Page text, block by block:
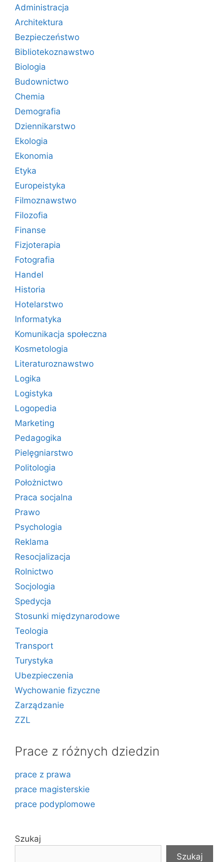
Administracja
Architektura
Bezpieczeństwo
Bibliotekoznawstwo
Biologia
Budownictwo
Chemia
Demografia
Dziennikarstwo
Ekologia
Ekonomia
Etyka
Europeistyka
Filmoznawstwo
Filozofia
Finanse
Fizjoterapia
Fotografia
Handel
Historia
Hotelarstwo
Informatyka
Komunikacja społeczna
Kosmetologia
Literaturoznawstwo
Logika
Logistyka
Logopedia
Marketing
Pedagogika
Pielęgniarstwo
Politologia
Położnictwo
Praca socjalna
Prawo
Psychologia
Reklama
Resocjalizacja
Rolnictwo
Socjologia
Spedycja
Stosunki międzynarodowe
Teologia
Transport
Turystyka
Ubezpieczenia
Wychowanie fizyczne
Zarządzanie
ZZL
Prace z różnych dziedzin
prace z prawa
prace magisterskie
prace podyplomowe
Szukaj
Szukaj